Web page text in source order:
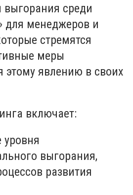
среди
для менеджеров и
стремятся
меры
этому явлению в своих
включает:
уровня
выгорания,
развития